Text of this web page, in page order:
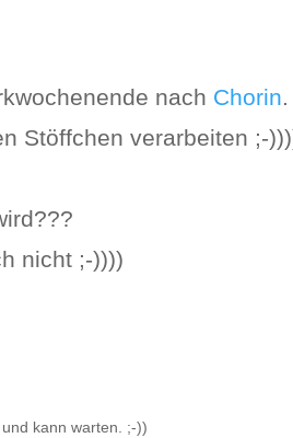
nach Chorin.
Stöffchen verarbeiten ;-
nicht ;-))))
kann warten. ;-))